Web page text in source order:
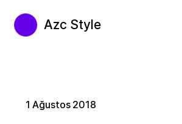
Azc Style
1 Ağustos 2018